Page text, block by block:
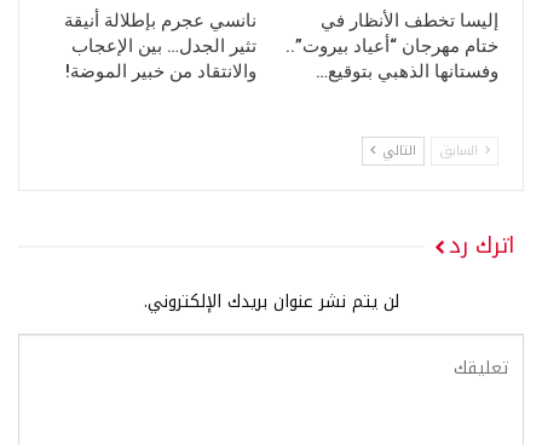
إليسا تخطف الأنظار في
ختام مهرجان “أعياد بيروت”..
وفستانها الذهبي بتوقيع…
نانسي عجرم بإطلالة أنيقة
تثير الجدل… بين الإعجاب
والانتقاد من خبير الموضة!
السابق التالي
اترك رد
لن يتم نشر عنوان بريدك الإلكتروني.